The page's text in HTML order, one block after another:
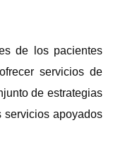
de los pacientes
servicios de
de estrategias
servicios apoyados